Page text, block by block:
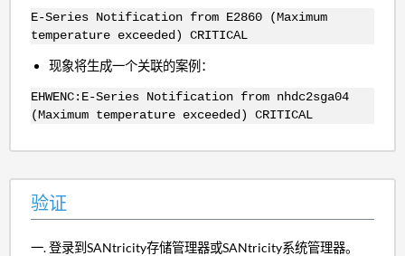
E-Series Notification from E2860 (Maximum
temperature exceeded) CRITICAL
现象将生成一个关联的案例：
EHWENC:E-Series Notification from nhdc2sga04
(Maximum temperature exceeded) CRITICAL
验证
登录到SANtricity存储管理器或SANtricity系统管理器。